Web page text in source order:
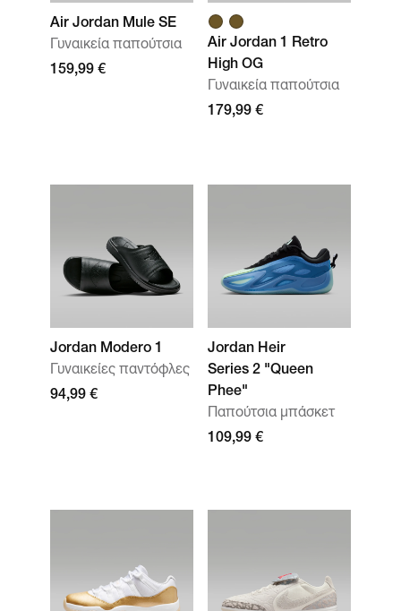
Air Jordan Mule SE
Γυναικεία παπούτσια
159,99 €
Air Jordan 1 Retro
High OG
Γυναικεία παπούτσια
179,99 €
Jordan Modero 1
Γυναικείες παντόφλες
94,99 €
Jordan Heir
Series 2 "Queen
Phee"
Παπούτσια μπάσκετ
109,99 €